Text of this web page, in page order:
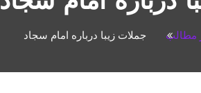
مطالب جملات زيبا درباره امام سجاد